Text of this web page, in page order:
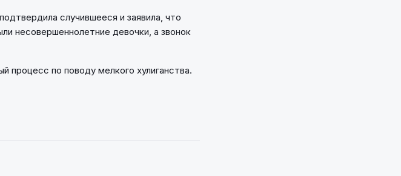
случившееся и заявила, что
несовершеннолетние девочки, а звонок
процесс по поводу мелкого хулиганства.